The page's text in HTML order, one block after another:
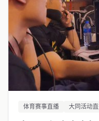
体育赛事直播 大同活动